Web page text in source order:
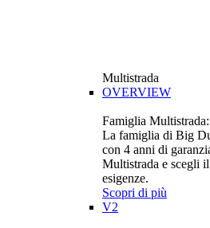
Multistrada
OVERVIEW
Famiglia
La famiglia di Big
con 4 anni di
Multistrada e scegli
esigenze.
Scopri di più
V2